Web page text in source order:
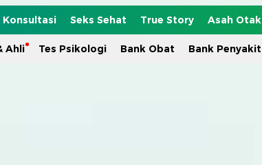
Konsultasi Seks Sehat True Story Asah Otak
Ahli Tes Psikologi Bank Obat Bank Penyakit